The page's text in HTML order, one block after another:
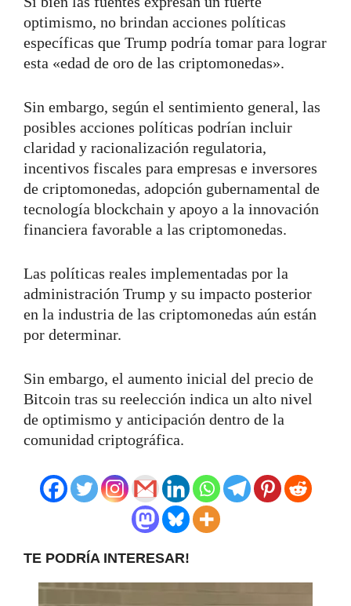
optimismo, no brindan acciones políticas
específicas que Trump podría tomar para lograr
esta «edad de oro de las criptomonedas».
Sin embargo, según el sentimiento general, las
posibles acciones políticas podrían incluir
claridad y racionalización regulatoria,
incentivos fiscales para empresas e inversores
de criptomonedas, adopción gubernamental de
tecnología blockchain y apoyo a la innovación
financiera favorable a las criptomonedas.
Las políticas reales implementadas por la
administración Trump y su impacto posterior
en la industria de las criptomonedas aún están
por determinar.
Sin embargo, el aumento inicial del precio de
Bitcoin tras su reelección indica un alto nivel
de optimismo y anticipación dentro de la
comunidad criptográfica.
TE PODRÍA INTERESAR!